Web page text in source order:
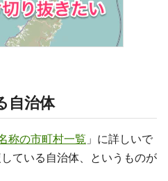
自治体
称の市町村一覧 」に詳しいで
ている自治体、というものが